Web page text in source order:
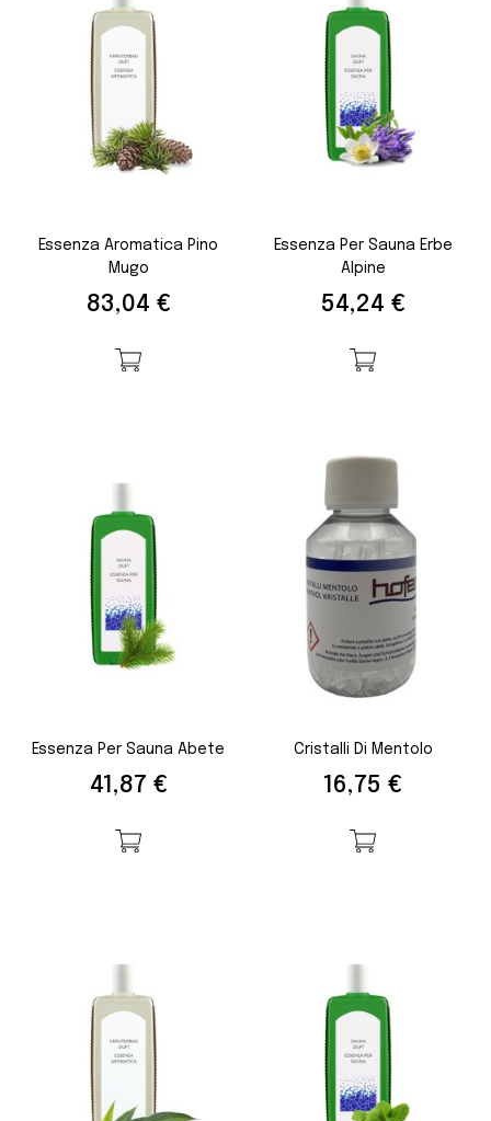
Essenza Aromatica Pino
Mugo
Prezzo
83,04 €
Essenza Per Sauna Erbe
Alpine
Prezzo
54,24 €
Essenza Per Sauna Abete
Prezzo
41,87 €
Cristalli Di Mentolo
Prezzo
16,75 €